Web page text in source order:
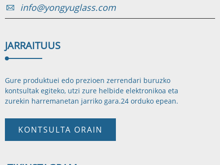
info@yongyuglass.com
JARRAITUUS
Gure produktuei edo prezioen zerrendari buruzko
kontsultak egiteko, utzi zure helbide elektronikoa eta
zurekin harremanetan jarriko gara.24 orduko epean.
KONTSULTA ORAIN